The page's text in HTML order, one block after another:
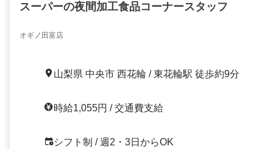
スーパーの夜間加工食品コーナースタッフ
オギノ田富店
山梨県 中央市 西花輪 / 東花輪駅 徒歩約9分
時給1,055円 / 交通費支給
シフト制 / 週2・3日からOK